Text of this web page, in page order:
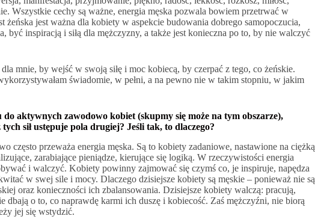
Wszystkie cechy są ważne, energia męska pozwala bowiem przetrwać w
jest ważna dla kobiety w aspekcie budowania dobrego samopoczucia,
być inspiracją i siłą dla mężczyzny, a także jest konieczna po to, by nie walczyć
mnie, by wejść w swoją siłę i moc kobiecą, by czerpać z tego, co żeńskie.
świadomie, w pełni, a na pewno nie w takim stopniu, w jakim
aktywnych zawodowo kobiet (skupmy się może na tym obszarze),
sił ustępuje pola drugiej? Jeśli tak, to dlaczego?
często przeważa energia męska. Są to kobiety zadaniowe, nastawione na ciężką
zarabiające pieniądze, kierujące się logiką. W rzeczywistości energia
i walczyć. Kobiety powinny zajmować się czymś co, je inspiruje, napędza
w swej sile i mocy. Dlaczego dzisiejsze kobiety są męskie – ponieważ nie są
oraz konieczności ich zbalansowania. Dzisiejsze kobiety walczą: pracują,
dbają o to, co naprawdę karmi ich duszę i kobiecość. Zaś mężczyźni, nie biorą
jej się wstydzić.